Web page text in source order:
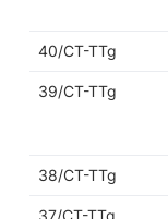
40/CT-TTg
39/CT-TTg
38/CT-TTg
37/CT-TTg